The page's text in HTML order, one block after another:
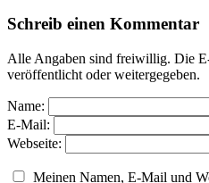
Schreib einen Kommentar
Alle Angaben sind freiwillig. Die
veröffentlicht oder weitergegeben.
Name:
E-Mail:
Webseite:
Meinen Namen, E-Mail und